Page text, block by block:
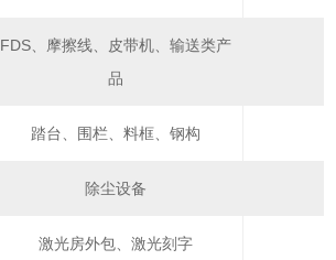
FDS、摩擦线、皮带机、输送类产
品
踏台、围栏、料框、钢构
除尘设备
激光房外包、激光刻字